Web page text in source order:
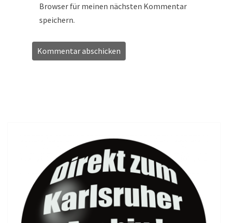
Browser für meinen nächsten Kommentar
speichern.